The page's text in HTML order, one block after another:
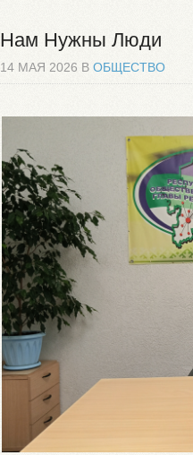
Нам Нужны Люди
14 МАЯ 2026 В ОБЩЕСТВО